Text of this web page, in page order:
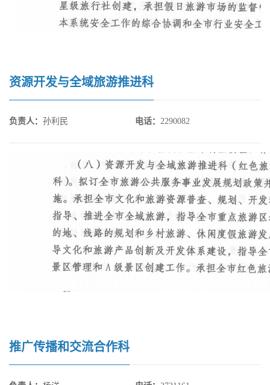
资源开发与全域旅游推进科
负责人： 孙利民 电话： 2290082
推广传播和交流合作科